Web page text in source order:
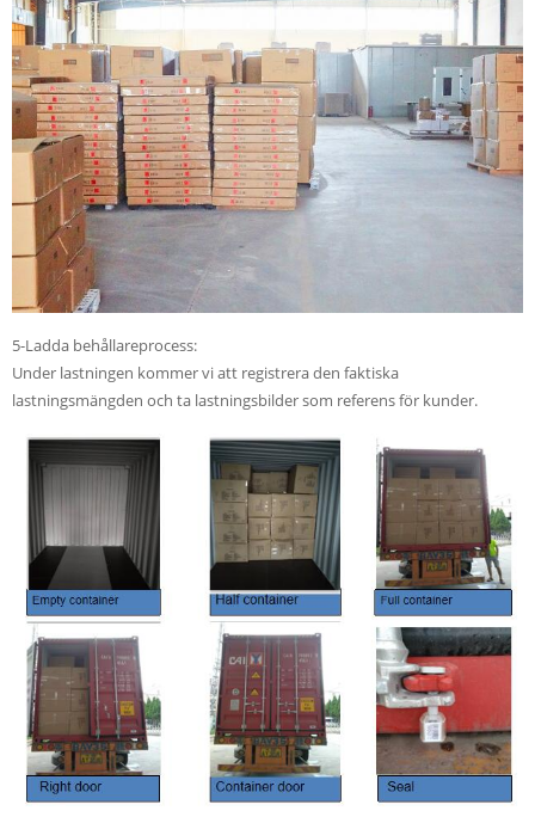
5-Ladda behållareprocess:
Under lastningen kommer vi att registrera den faktiska
lastningsmängden och ta lastningsbilder som referens för kunder.